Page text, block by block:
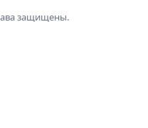
защищены.